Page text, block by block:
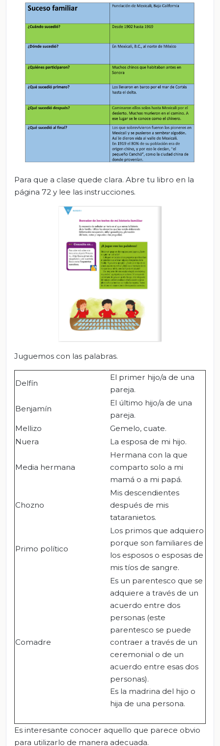
Para que a clase quede clara. Abre tu libro en la
página 72 y lee las instrucciones.
Juguemos con las palabras.
Delfín
El primer hijo/a de una
pareja.
Benjamín
El último hijo/a de una
pareja.
Mellizo
Gemelo, cuate.
Nuera
La esposa de mi hijo.
Media hermana
Hermana con la que
comparto solo a mi
mamá o a mi papá.
Chozno
Mis descendientes
después de mis
tataranietos.
Primo político
Los primos que adquiero
porque son familiares de
los esposos o esposas de
mis tíos de sangre.
Comadre
Es un parentesco que se
adquiere a través de un
acuerdo entre dos
personas (este
parentesco se puede
contraer a través de un
ceremonial o de un
acuerdo entre esas dos
personas).
Es la madrina del hijo o
hija de una persona.
Es interesante conocer aquello que parece obvio
para utilizarlo de manera adecuada.